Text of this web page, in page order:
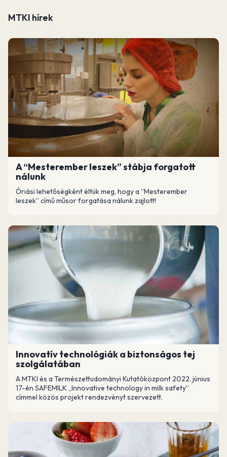
MTKI hírek
A “Mesterember leszek” stábja forgatott
nálunk
Óriási lehetőségként éltük meg, hogy a “Mesterember
leszek” című műsor forgatása nálunk zajlott!
Innovatív technológiák a biztonságos tej
szolgálatában
A MTKI és a Természettudományi Kutatóközpont 2022. június
17-én SAFEMILK „Innovative technology in milk safety”
címmel közös projekt rendezvényt szervezett.